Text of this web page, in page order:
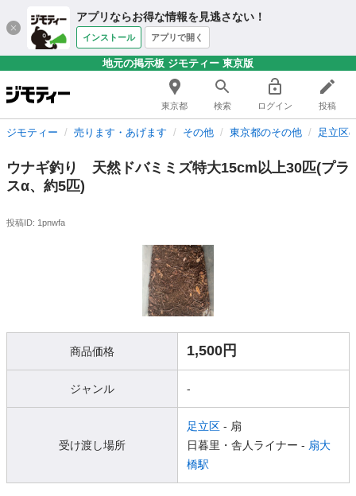
アプリならお得な情報を見逃さない！
インストール アプリで開く
地元の掲示板 ジモティー 東京版
東京都 検索 ログイン 投稿
ジモティー 売ります・あげます その他 東京都のその他 足立区
ウナギ釣り 天然ドバミミズ特大15cm以上30匹(プラ
スα、約5匹)
投稿ID: 1pnwfa
商品価格 1,500円
ジャンル -
受け渡し場所
足立区 - 扇
日暮里・舎人ライナー - 扇大
橋駅